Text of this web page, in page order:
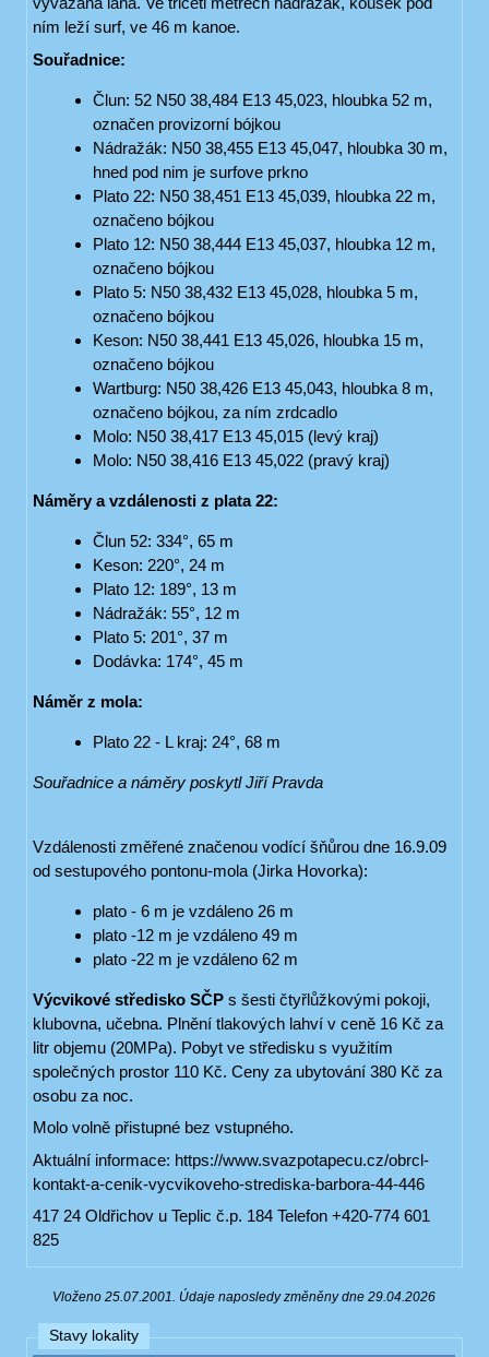
ním leží surf, ve 46 m kanoe.
Souřadnice:
Člun: 52 N50 38,484 E13 45,023, hloubka 52 m,
označen provizorní bójkou
Nádražák: N50 38,455 E13 45,047, hloubka 30 m,
hned pod nim je surfove prkno
Plato 22: N50 38,451 E13 45,039, hloubka 22 m,
označeno bójkou
Plato 12: N50 38,444 E13 45,037, hloubka 12 m,
označeno bójkou
Plato 5: N50 38,432 E13 45,028, hloubka 5 m,
označeno bójkou
Keson: N50 38,441 E13 45,026, hloubka 15 m,
označeno bójkou
Wartburg: N50 38,426 E13 45,043, hloubka 8 m,
označeno bójkou, za ním zrdcadlo
Molo: N50 38,417 E13 45,015 (levý kraj)
Molo: N50 38,416 E13 45,022 (pravý kraj)
Náměry a vzdálenosti z plata 22:
Člun 52: 334°, 65 m
Keson: 220°, 24 m
Plato 12: 189°, 13 m
Nádražák: 55°, 12 m
Plato 5: 201°, 37 m
Dodávka: 174°, 45 m
Náměr z mola:
Plato 22 - L kraj: 24°, 68 m
Souřadnice a náměry poskytl Jiří Pravda
Vzdálenosti změřené značenou vodící šňůrou dne 16.9.09
od sestupového pontonu-mola (Jirka Hovorka):
plato - 6 m je vzdáleno 26 m
plato -12 m je vzdáleno 49 m
plato -22 m je vzdáleno 62 m
Výcvikové středisko SČP s šesti čtyřlůžkovými pokoji,
klubovna, učebna. Plnění tlakových lahví v ceně 16 Kč za
litr objemu (20MPa). Pobyt ve středisku s využitím
společných prostor 110 Kč. Ceny za ubytování 380 Kč za
osobu za noc.
Molo volně přistupné bez vstupného.
Aktuální informace: https://www.svazpotapecu.cz/obrcl-
kontakt-a-cenik-vycvikoveho-strediska-barbora-44-446
417 24 Oldřichov u Teplic č.p. 184 Telefon +420-774 601
825
Vloženo 25.07.2001. Údaje naposledy změněny dne 29.04.2026
Stavy lokality